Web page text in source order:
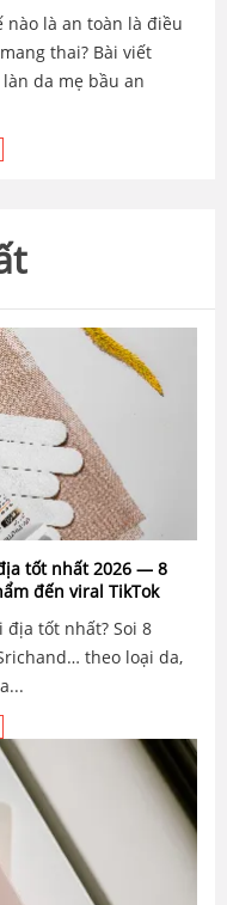
nào là an toàn là điều
thai? Bài viết
da mẹ bầu an
tốt nhất 2026 — 8
đến viral TikTok
địa tốt nhất? Soi 8
theo loại da,